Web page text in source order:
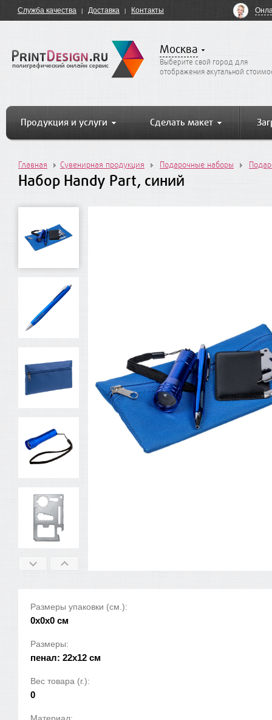
Служба качества Доставка Контакты
Москва
Выберите свой город для
отображения акутальной
Продукция и услуги Сделать макет
Главная Сувенирная продукция Подарочные наборы
Набор Handy Part, синий
Размеры упаковки (см.):
0x0x0 см
Размеры:
пенал: 22х12 см
Вес товара (г.):
0